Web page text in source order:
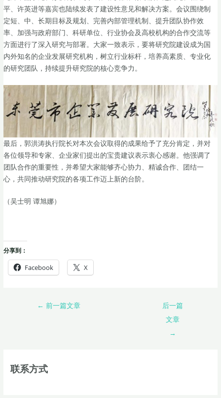
平、许英进等嘉宾也陆续发表了建设性意见和解决方案。会议围绕制
定短、中、长期目标及规划、完善内部管理机制、提升团队协作效
率、加强与政府部门、科研单位、行业协会及高校机构的合作交流等
方面进行了深入研究与部署。大家一致表示，要将研究院建设成为国
内外知名的企业发展研究机构，树立行业标杆，培养高素质、专业化
的研究团队，持续提升研究院的核心竞争力。
最后，郭洪涛执行院长对本次会议取得的成果给予了充分肯定，并对
各位领导和专家、企业家们提出的宝贵建议表示衷心感谢。他强调了
团队合作的重要性，并希望大家能够齐心协力、精诚合作、团结一
心，共同推动研究院的各项工作迈上新的台阶。
（吴士明 谭旭娜）
分享到：
Facebook X
← 前一篇文章
后一篇
文章
→
联系方式